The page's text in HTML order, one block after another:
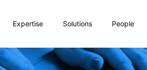
Expertise Solutions People